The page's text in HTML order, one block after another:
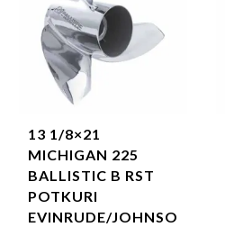
13 1/8×21
MICHIGAN 225
BALLISTIC B RST
POTKURI
EVINRUDE/JOHNSO